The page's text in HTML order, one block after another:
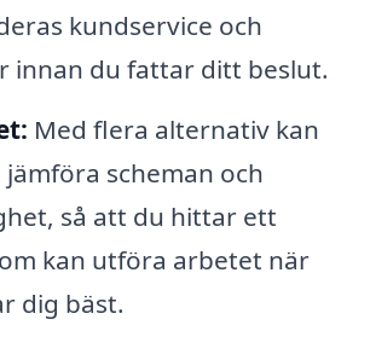
kundservice och
innan du fattar ditt beslut.
Med flera alternativ kan
scheman och
så att du hittar ett
kan utföra arbetet när
dig bäst.